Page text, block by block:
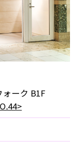
ーク B1F